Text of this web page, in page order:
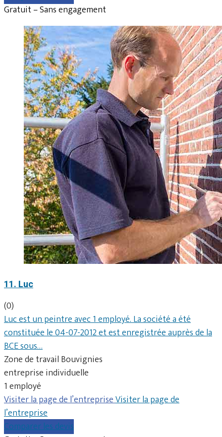
Gratuit – Sans engagement
11. Luc
(0)
Luc est un peintre avec 1 employé. La société a été
constituée le 04-07-2012 et est enregistrée auprès de la
BCE sous…
Zone de travail Bouvignies
entreprise individuelle
1 employé
Visiter la page de l’entrepriseVisiter la page de
l’entreprise
Comparer les devis